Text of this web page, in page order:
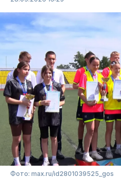
Фото: max.ru/id2801039525_gos